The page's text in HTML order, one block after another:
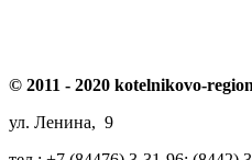
© 2011 - 2020 kotelnikovo-
ул. Ленина, 9